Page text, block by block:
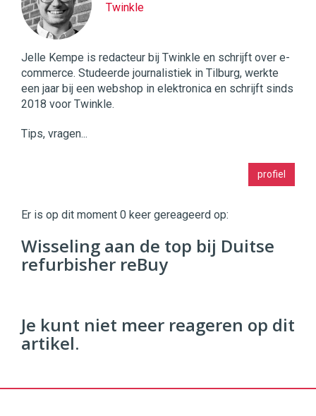
Twinkle
Jelle Kempe is redacteur bij Twinkle en schrijft over e-
commerce. Studeerde journalistiek in Tilburg, werkte
een jaar bij een webshop in elektronica en schrijft sinds
2018 voor Twinkle.
Tips, vragen...
profiel
Commerce https://twinklemagazine.nl
9654
Er is op dit moment 0 keer gereageerd op:
Wisseling aan de top bij Duitse
refurbisher reBuy
Je kunt niet meer reageren op dit
artikel.